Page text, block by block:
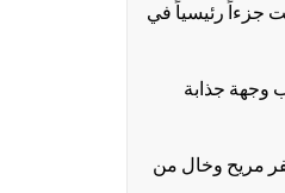
جزءاً رئيسياً في
وجهة جذابة
مريح وخال من